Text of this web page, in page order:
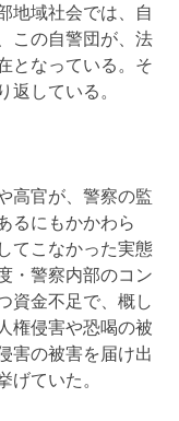
地域社会では、自
この自警団が、法
となっている。そ
返している。
高官が、警察の監
るにもかかわら
てこなかった実態
・警察内部のコン
資金不足で、概し
権侵害や恐喝の被
害の被害を届け出
げていた。